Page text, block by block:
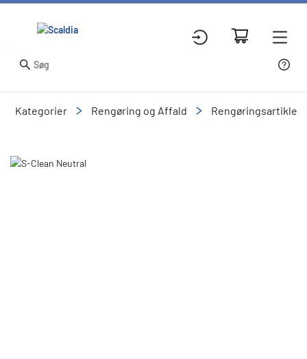
Kategorier Rengøring og Affald Rengøringsartikler
Slide 1 of 1